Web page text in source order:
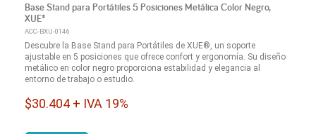
Base Stand para Portátiles 5 Posiciones Metálica Color Negro,
XUE®
ACC-BXU-0146
Descubre la Base Stand para Portátiles de XUE®, un soporte
ajustable en 5 posiciones que ofrece confort y ergonomía. Su diseño
metálico en color negro proporciona estabilidad y elegancia al
entorno de trabajo o estudio.
$30.404 + IVA 19%